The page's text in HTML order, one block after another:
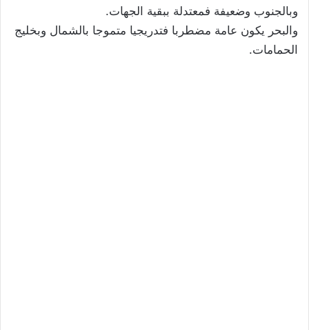
وبالجنوب وضعيفة فمعتدلة ببقية الجهات.
والبحر يكون عامة مضطربا فتدريجيا متموجا بالشمال وبخليج
الحمامات.